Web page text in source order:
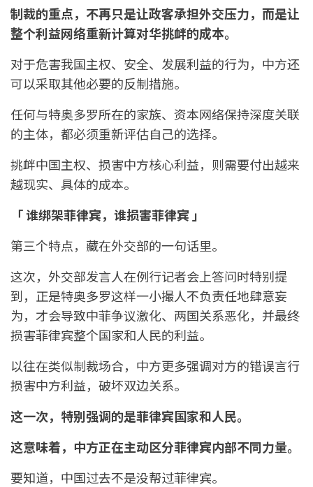
制裁的重点，不再只是让政客承担外交压力，而是让
整个利益网络重新计算对华挑衅的成本。
对于危害我国主权、安全、发展利益的行为，中方还
可以采取其他必要的反制措施。
任何与特奥多罗所在的家族、资本网络保持深度关联
的主体，都必须重新评估自己的选择。
挑衅中国主权、损害中方核心利益，则需要付出越来
越现实、具体的成本。
「 谁绑架菲律宾，谁损害菲律宾 」
第三个特点，藏在外交部的一句话里。
这次，外交部发言人在例行记者会上答问时特别提
到，正是特奥多罗这样一小撮人不负责任地肆意妄
为，才会导致中菲争议激化、两国关系恶化，并最终
损害菲律宾整个国家和人民的利益。
以往在类似制裁场合，中方更多强调对方的错误言行
损害中方利益，破坏双边关系。
这一次，特别强调的是菲律宾国家和人民。
这意味着，中方正在主动区分菲律宾内部不同力量。
要知道，中国过去不是没帮过菲律宾。